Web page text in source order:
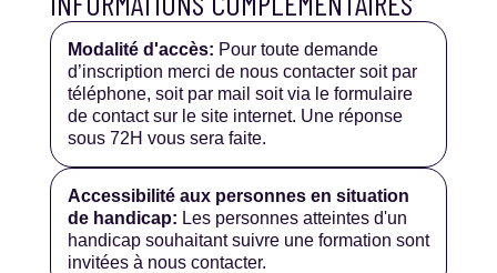
Modalité d'accès: Pour toute demande
d’inscription merci de nous contacter soit par
téléphone, soit par mail soit via le formulaire
de contact sur le site internet. Une réponse
sous 72H vous sera faite.
Accessibilité aux personnes en situation
de handicap: Les personnes atteintes d'un
handicap souhaitant suivre une formation sont
invitées à nous contacter.